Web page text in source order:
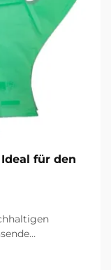
für den
nachhaltigen